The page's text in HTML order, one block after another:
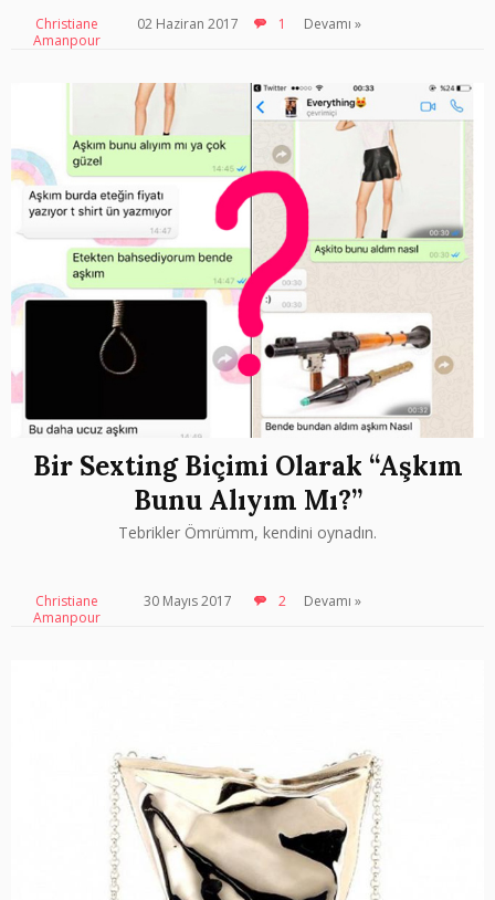
Christiane
Amanpour
02 Haziran 2017 1 Devamı »
Bir Sexting Biçimi Olarak “Aşkım
Bunu Alıyım Mı?”
Tebrikler Ömrümm, kendini oynadın.
Christiane
Amanpour
30 Mayıs 2017 2 Devamı »